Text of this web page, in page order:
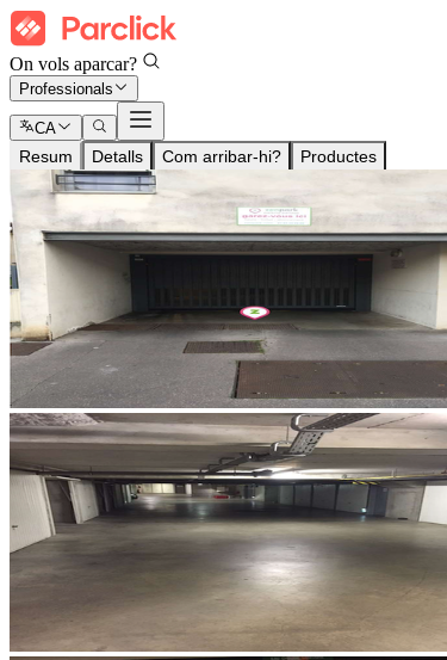
On vols aparcar?
Professionals
CA
Resum Detalls Com arribar-hi? Productes